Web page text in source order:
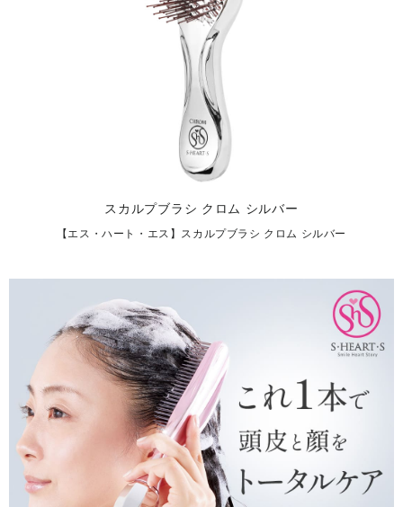
スカルプブラシ クロム シルバー
【エス・ハート・エス】スカルプブラシ クロム シルバー